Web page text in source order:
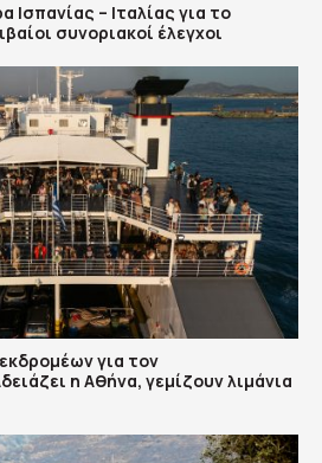
Ισπανίας – Ιταλίας για το
συνοριακοί έλεγχοι
για τον
η Αθήνα, γεμίζουν λιμάνια